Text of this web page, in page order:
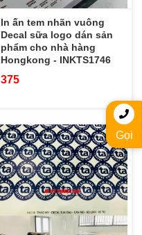
In ấn tem nhãn vuông
Decal sữa logo dán sản
phẩm cho nhà hàng
Hongkong - INKTS1746
375
Gọi